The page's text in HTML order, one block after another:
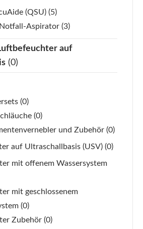
(QSU) (5)
Aspirator (3)
auf
(0)
(0)
(0)
und Zubehör (0)
auf Ultraschallbasis (USV) (0)
mit offenem Wassersystem
mit geschlossenem
(0)
Zubehör (0)